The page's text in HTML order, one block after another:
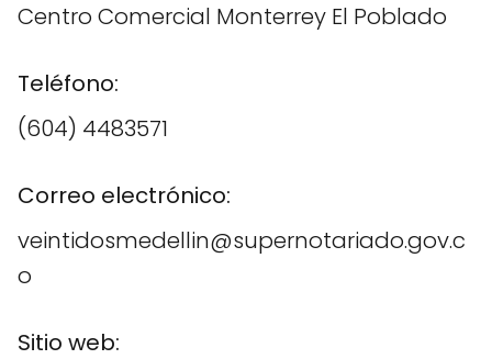
Centro Comercial Monterrey El Poblado
Teléfono:
(604) 4483571
Correo electrónico:
veintidosmedellin@supernotariado.gov.c
o
Sitio web: